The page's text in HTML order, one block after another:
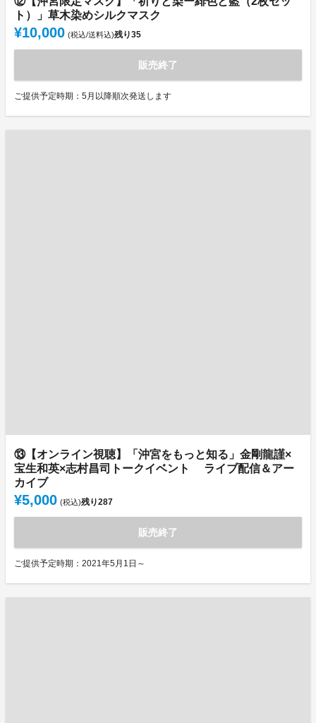
ト）」草木染めシルクマスク
¥10,000 (税込/送料込)残り35
販売終了
ご提供予定時期：5月以降順次発送します
⑬【オンライン視聴】「沖宮をもっと知る」金剛龍謹×
宝生和英×志村昌司トークイベント ライブ配信＆アー
カイブ
¥5,000 (税込)残り287
販売終了
ご提供予定時期：2021年5月1日～